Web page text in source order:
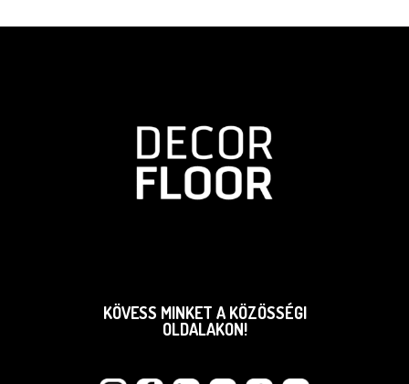
KÖVESS MINKET A KÖZÖSSÉGI
OLDALAKON!